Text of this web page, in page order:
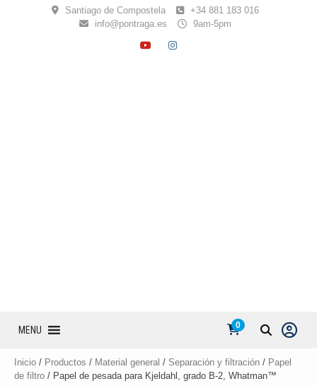
Santiago de Compostela
+34 881 183 016
info@pontraga.es
9am-5pm
YOUTUBE
INSTAGRAM
MENU 0
Inicio / Productos / Material general / Separación y filtración / Papel
de filtro / Papel de pesada para Kjeldahl, grado B-2, Whatman™